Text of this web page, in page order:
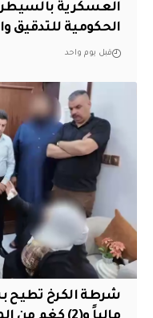
العسكرية
الحكومية للتدقيق
قبل يوم واحد
شرطة الكرخ تطيح